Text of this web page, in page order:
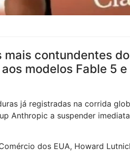
mais contundentes
modelos Fable 5
já registradas na corrida
Anthropic a suspender
dos EUA, Howard